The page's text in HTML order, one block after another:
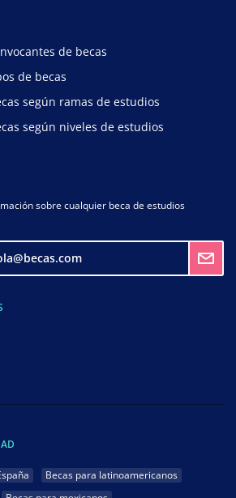
de becas
de becas
según ramas de estudios
según niveles de estudios
sobre cualquier beca de estudios
Becas para latinoamericanos